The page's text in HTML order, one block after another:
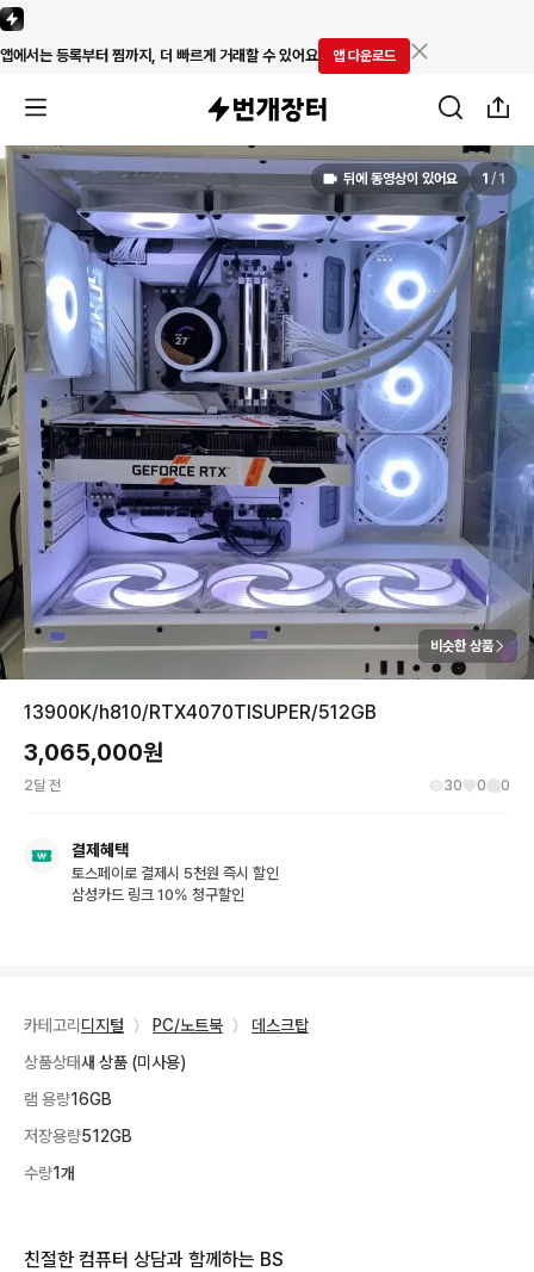
앱에서는 등록부터 찜까지, 더 빠르게 거래할 수 있어요 앱 다운로드
뒤에 동영상이 있어요 1 / 1
비슷한 상품
13900K/h810/RTX4070TISUPER/512GB
3,065,000원
2달 전 30 0 0
결제혜택
토스페이로 결제시 5천원 즉시 할인
삼성카드 링크 10% 청구할인
카테고리 디지털 〉 PC/노트북 〉
데스크탑
상품상태새 상품 (미사용)
램 용량16GB
저장용량512GB
수량1개
친절한 컴퓨터 상담과 함께하는 BS